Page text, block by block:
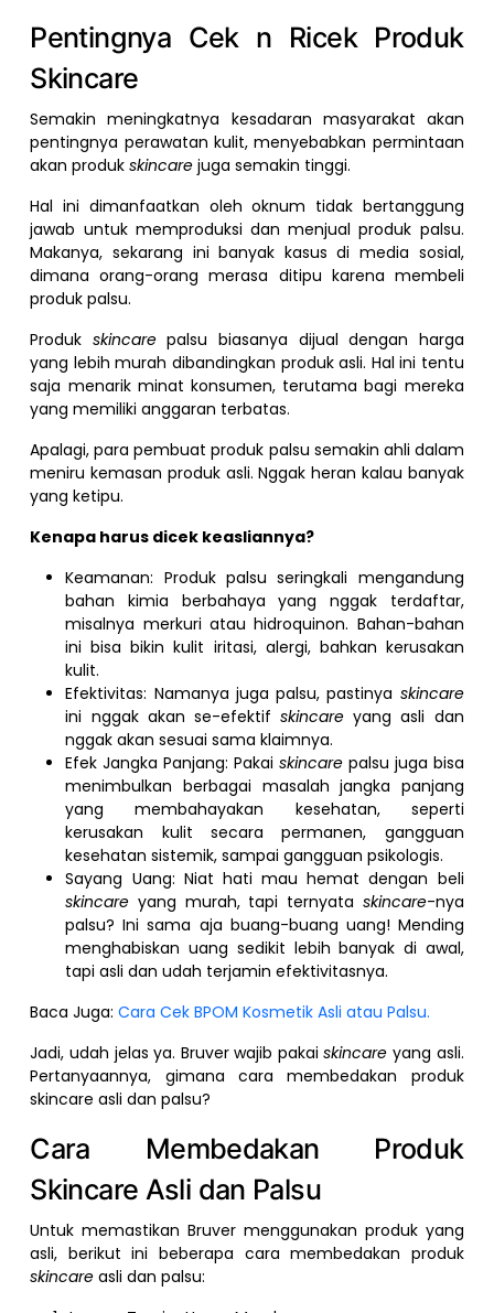
Pentingnya Cek n Ricek Produk
Skincare
Semakin meningkatnya kesadaran masyarakat akan
pentingnya perawatan kulit, menyebabkan permintaan
akan produkskincarejuga semakin tinggi.
Hal ini dimanfaatkan oleh oknum tidak bertanggung
jawab untuk memproduksi dan menjual produk palsu.
Makanya, sekarang ini banyak kasus di media sosial,
dimana orang-orang merasa ditipu karena membeli
produk palsu.
Produk skincarepalsu biasanya dijual dengan harga
yang lebih murah dibandingkan produk asli. Hal ini tentu
saja menarik minat konsumen, terutama bagi mereka
yang memiliki anggaran terbatas.
Apalagi, para pembuat produk palsu semakin ahli dalam
meniru kemasan produk asli. Nggak heran kalau banyak
yang ketipu.
Kenapa harus dicek keasliannya?
Keamanan: Produk palsu seringkali mengandung
bahan kimia berbahaya yang nggak terdaftar,
misalnya merkuri atau hidroquinon. Bahan-bahan
ini bisa bikin kulit iritasi, alergi, bahkan kerusakan
kulit.
Efektivitas: Namanya juga palsu, pastinya skincare
ini nggak akan se-efektifskincareyang asli dan
nggak akan sesuai sama klaimnya.
Efek Jangka Panjang: Pakai skincare palsu juga bisa
menimbulkan berbagai masalah jangka panjang
yang membahayakan kesehatan, seperti
kerusakan kulit secara permanen, gangguan
kesehatan sistemik, sampai gangguan psikologis.
Sayang Uang: Niat hati mau hemat dengan beli
skincareyang murah, tapi ternyata skincare-nya
palsu? Ini sama aja buang-buang uang! Mending
menghabiskan uang sedikit lebih banyak di awal,
tapi asli dan udah terjamin efektivitasnya.
Baca Juga:Cara Cek BPOM Kosmetik Asli atau Palsu.
Jadi, udah jelas ya. Bruver wajib pakaiskincareyang asli.
Pertanyaannya, gimana cara membedakan produk
skincare asli dan palsu?
Cara Membedakan Produk
Skincare Asli dan Palsu
Untuk memastikan Bruver menggunakan produk yang
asli, berikut ini beberapa cara membedakan produk
skincareasli dan palsu: